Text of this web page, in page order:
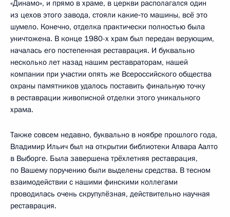
«Динамо», и прямо в храме, в церкви располагался один
из цехов этого завода, стояли какие‑то машины, всё это
шумело. Конечно, отделка практически полностью была
уничтожена. В конце 1980-х храм был передан верующим,
началась его постепенная реставрация. И буквально
несколько лет назад нашим реставраторам, нашей
компании при участии опять же Всероссийского общества
охраны памятников удалось поставить финальную точку
в реставрации живописной отделки этого уникального
храма.
Также совсем недавно, буквально в ноябре прошлого года,
Владимир Ильич был на открытии библиотеки Алвара Аалто
в Выборге. Была завершена трёхлетняя реставрация,
по Вашему поручению были выделены средства. В тесном
взаимодействии с нашими финскими коллегами
проводилась очень скрупулёзная, действительно научная
реставрация.